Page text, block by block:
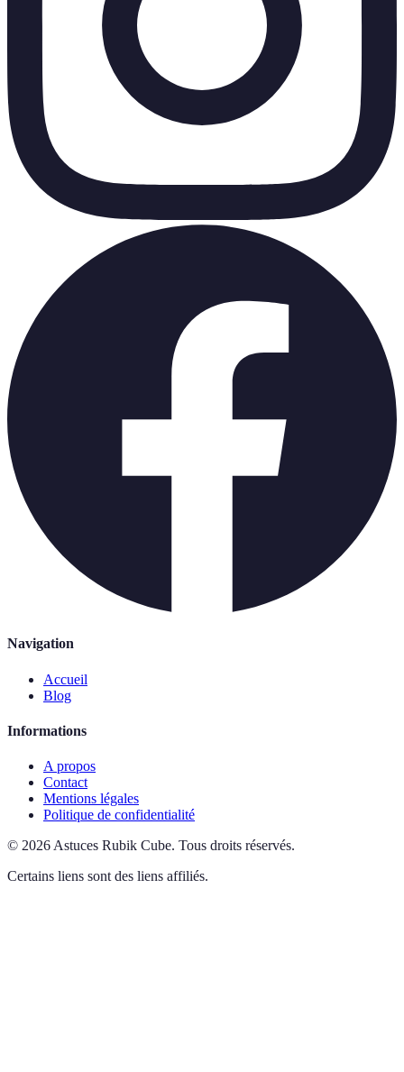
Navigation
Accueil
Blog
Informations
A propos
Contact
Mentions légales
Politique de confidentialité
© 2026 Astuces Rubik Cube. Tous droits réservés.
Certains liens sont des liens affiliés.